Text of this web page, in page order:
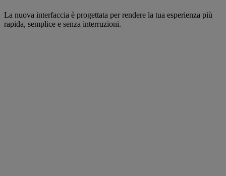
La nuova interfaccia è progettata per rendere la tua esperienza più
rapida, semplice e senza interruzioni.